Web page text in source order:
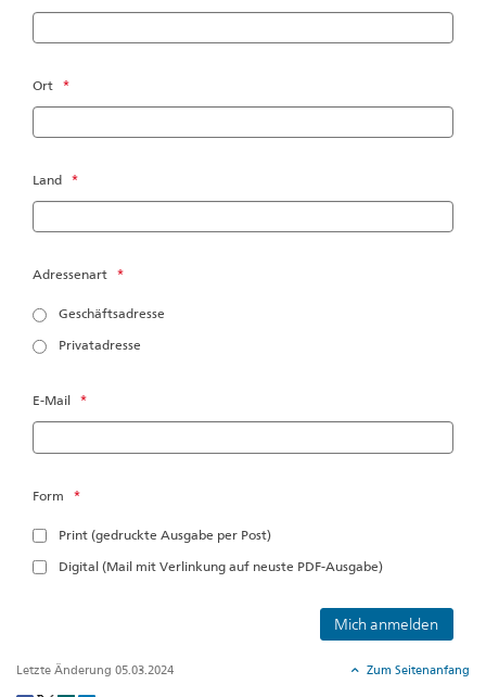
Ort *
Land *
Adressenart *
Geschäftsadresse
Privatadresse
E-Mail *
Form *
Print (gedruckte Ausgabe per Post)
Digital (Mail mit Verlinkung auf neuste PDF-Ausgabe)
Letzte Änderung 05.03.2024 Zum Seitenanfang